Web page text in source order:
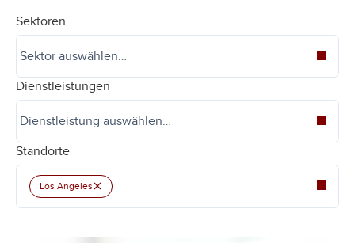
Sektoren
Dienstleistungen
Standorte
Los Angeles×